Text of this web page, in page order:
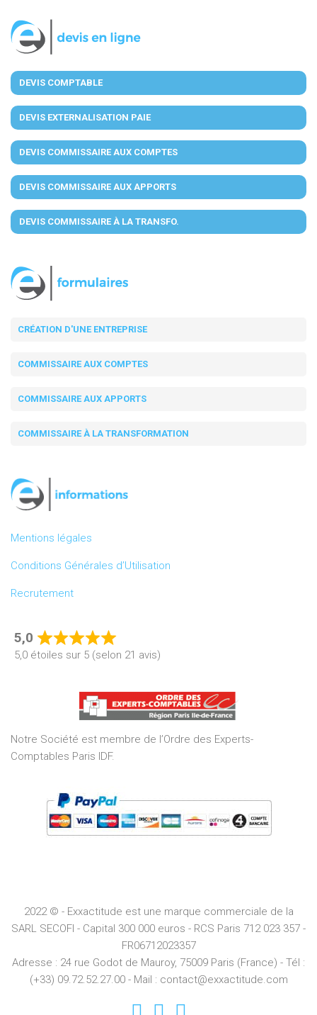
DEVIS COMPTABLE
DEVIS EXTERNALISATION PAIE
DEVIS COMMISSAIRE AUX COMPTES
DEVIS COMMISSAIRE AUX APPORTS
DEVIS COMMISSAIRE À LA TRANSFO.
CRÉATION D'UNE ENTREPRISE
COMMISSAIRE AUX COMPTES
COMMISSAIRE AUX APPORTS
COMMISSAIRE À LA TRANSFORMATION
Mentions légales
Conditions Générales d’Utilisation
Recrutement
5,0
Rated
5,0
of
5
5,0 étoiles sur 5 (selon 21 avis)
Notre Société est membre de l’Ordre des Experts-
Comptables Paris IDF.
2022 © - Exxactitude est une marque commerciale de la
SARL SECOFI - Capital 300 000 euros - RCS Paris 712 023 357 -
FR06712023357
Adresse : 24 rue Godot de Mauroy, 75009 Paris (France) - Tél :
(+33) 09.72.52.27.00 - Mail : contact@exxactitude.com